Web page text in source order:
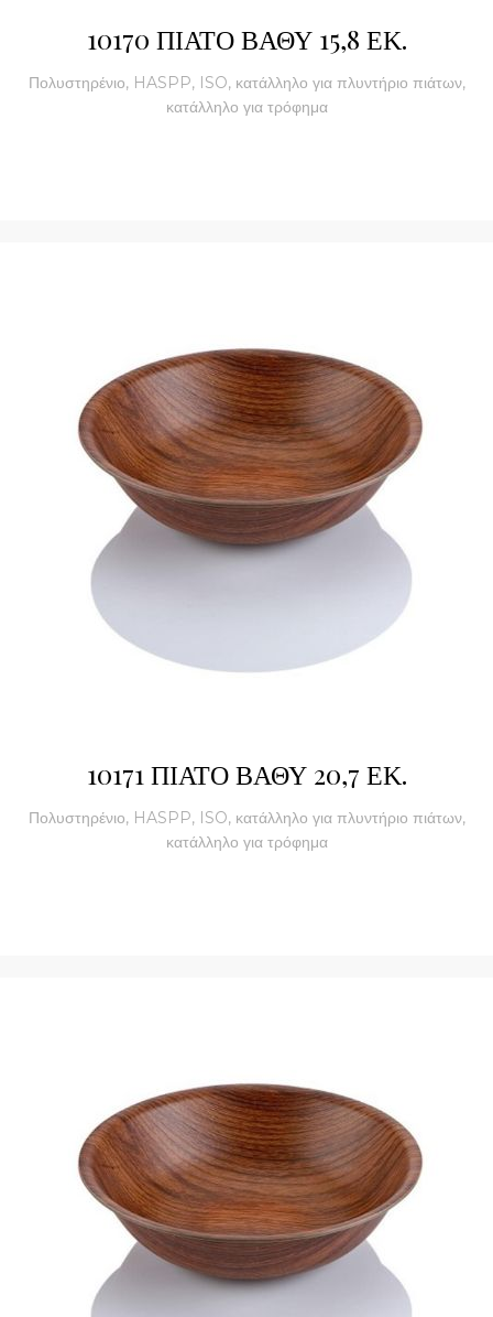
10170 ΠΙΑΤΟ ΒΑΘΥ 15,8 ΕΚ.
Πολυστηρένιο, HASPP, ISO, κατάλληλο για πλυντήριο πιάτων,
κατάλληλο για τρόφημα
10171 ΠΙΑΤΟ ΒΑΘΥ 20,7 ΕΚ.
Πολυστηρένιο, HASPP, ISO, κατάλληλο για πλυντήριο πιάτων,
κατάλληλο για τρόφημα